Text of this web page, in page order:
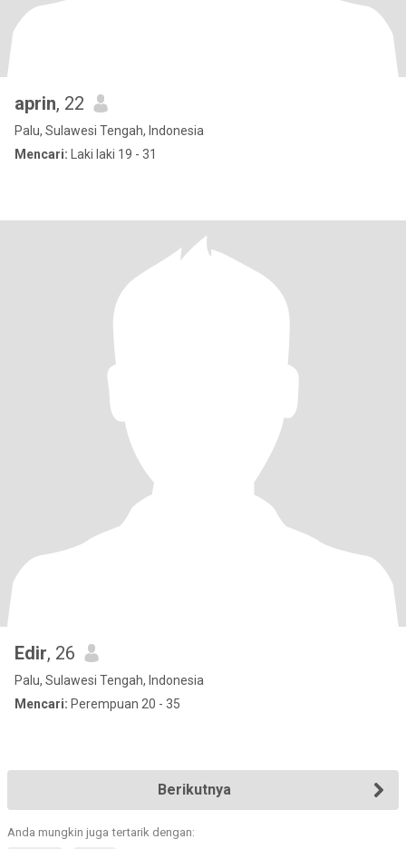
aprin, 22
Palu, Sulawesi Tengah, Indonesia
Mencari: Laki laki 19 - 31
Edir, 26
Palu, Sulawesi Tengah, Indonesia
Mencari: Perempuan 20 - 35
Berikutnya
Anda mungkin juga tertarik dengan: